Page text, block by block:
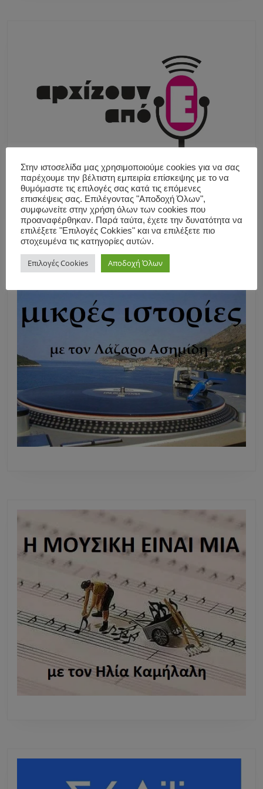
Στην ιστοσελίδα μας χρησιμοποιούμε cookies για να σας
παρέχουμε την βέλτιστη εμπειρία επίσκεψης με το να
θυμόμαστε τις επιλογές σας κατά τις επόμενες
επισκέψεις σας. Επιλέγοντας "Αποδοχή Όλων",
συμφωνείτε στην χρήση όλων των cookies που
προαναφέρθηκαν. Παρά ταύτα, έχετε την δυνατότητα να
επιλέξετε "Επιλογές Cokkies" και να επιλέξετε πιο
στοχευμένα τις κατηγορίες αυτών.
Επιλογές Cookies Αποδοχή Όλων